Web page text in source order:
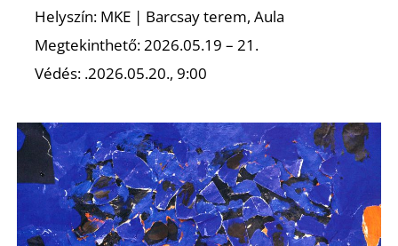
Helyszín: MKE | Barcsay terem, Aula
Megtekinthető: 2026.05.19 – 21.
Védés: .2026.05.20., 9:00